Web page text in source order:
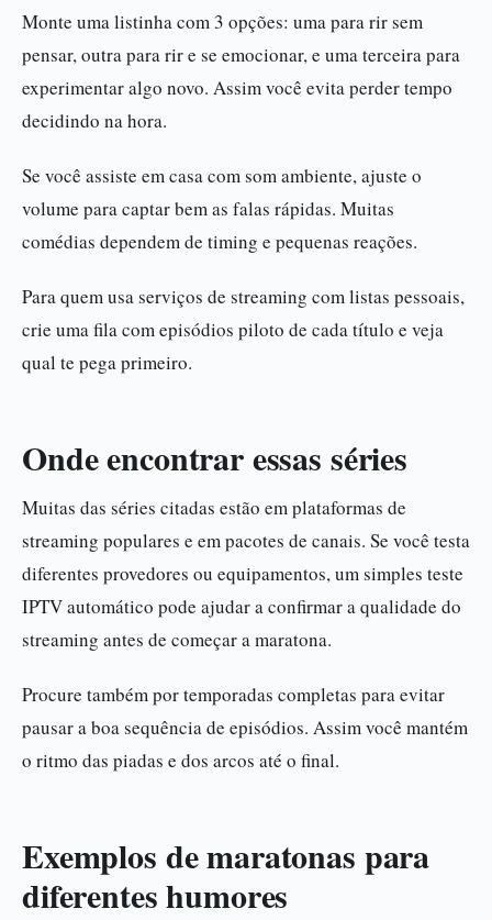
Monte uma listinha com 3 opções: uma para rir sem
pensar, outra para rir e se emocionar, e uma terceira para
experimentar algo novo. Assim você evita perder tempo
decidindo na hora.
Se você assiste em casa com som ambiente, ajuste o
volume para captar bem as falas rápidas. Muitas
comédias dependem de timing e pequenas reações.
Para quem usa serviços de streaming com listas pessoais,
crie uma fila com episódios piloto de cada título e veja
qual te pega primeiro.
Onde encontrar essas séries
Muitas das séries citadas estão em plataformas de
streaming populares e em pacotes de canais. Se você testa
diferentes provedores ou equipamentos, um simples teste
IPTV automático pode ajudar a confirmar a qualidade do
streaming antes de começar a maratona.
Procure também por temporadas completas para evitar
pausar a boa sequência de episódios. Assim você mantém
o ritmo das piadas e dos arcos até o final.
Exemplos de maratonas para
diferentes humores